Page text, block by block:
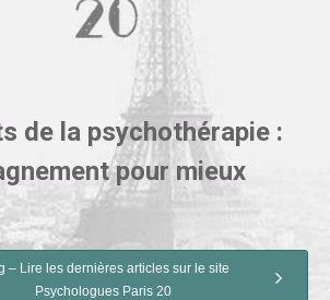
de la psychothérapie :
pour mieux
– Lire les dernières articles sur le site
Psychologues Paris 20